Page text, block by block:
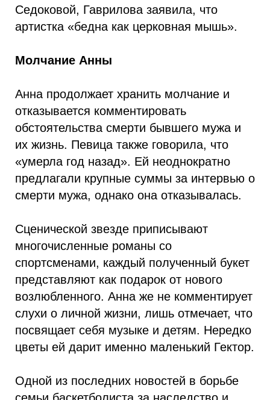
Седоковой, Гаврилова заявила, что
артистка «бедна как церковная мышь».
Молчание Анны
Анна продолжает хранить молчание и
отказывается комментировать
обстоятельства смерти бывшего мужа и
их жизнь. Певица также говорила, что
«умерла год назад». Ей неоднократно
предлагали крупные суммы за интервью о
смерти мужа, однако она отказывалась.
Сценической звезде приписывают
многочисленные романы со
спортсменами, каждый полученный букет
представляют как подарок от нового
возлюбленного. Анна же не комментирует
слухи о личной жизни, лишь отмечает, что
посвящает себя музыке и детям. Нередко
цветы ей дарит именно маленький Гектор.
Одной из последних новостей в борьбе